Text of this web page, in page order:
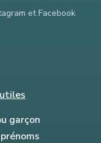
et Facebook
garçon